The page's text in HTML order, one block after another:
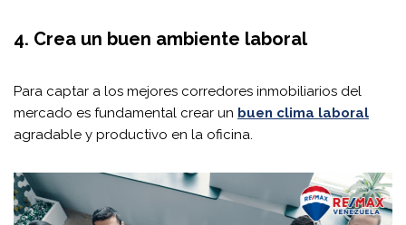
4. Crea un buen ambiente laboral
Para captar a los mejores corredores inmobiliarios del
mercado es fundamental crear un buen clima laboral
agradable y productivo en la oficina.